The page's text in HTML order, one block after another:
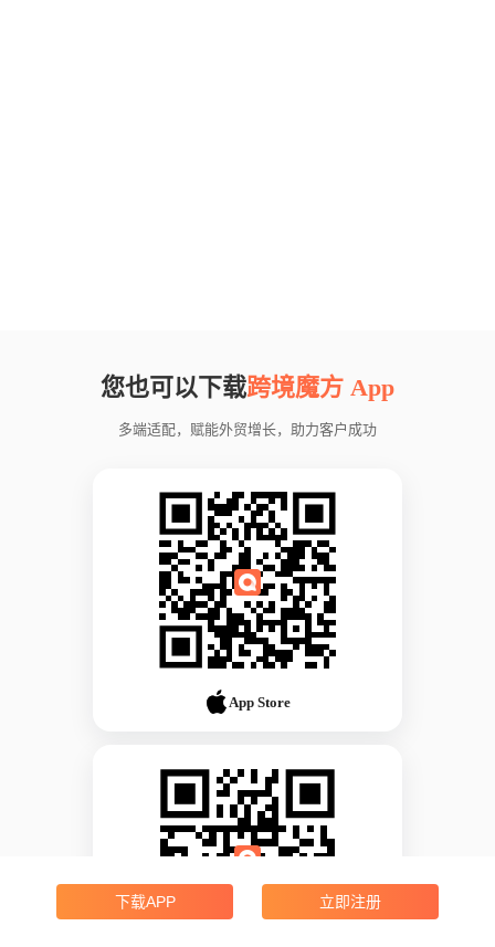
您也可以下载跨境魔方 App
多端适配，赋能外贸增长，助力客户成功
App Store
下载APP 立即注册